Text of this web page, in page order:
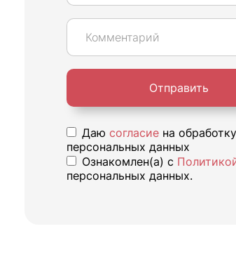
Отправить
Даю согласие на
персональных данных
Ознакомлен(а) с
персональных данных.